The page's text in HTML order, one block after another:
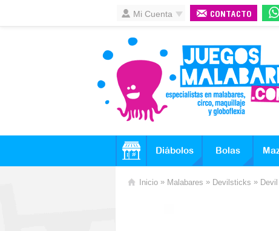
Mi Cuenta CONTACTO
Diábolos Bolas
Inicio » Malabares » Devilsticks »